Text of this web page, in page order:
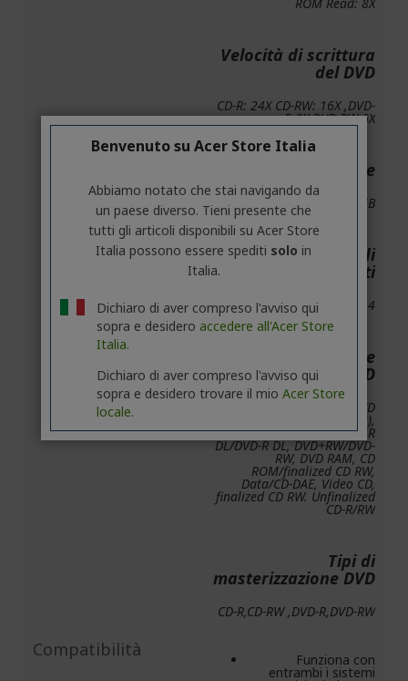
Velocità di scrittura
del DVD
CD-R: 24X CD-RW: 16X ,DVD-
R,8X,DVD-RW 6X
Capacità della cache
2MB
Modalità di
trasferimento dati
Ultra DMA 5 PIO mode 4
Tipi di riproduzione
di DVD
DVD ROM (single layer), DVD
ROM (dual layer),
DVD+R/DVD-R, DVD+ R
DL/DVD-R DL, DVD+RW/DVD-
RW, DVD RAM, CD
ROM/finalized CD RW,
Data/CD-DAE, Video CD,
finalized CD RW. Unfinalized
CD-R/RW
Tipi di
masterizzazione DVD
CD-R,CD-RW ,DVD-R,DVD-RW
Compatibilità Funziona con
entrambi i sistemi
Benvenuto su Acer Store Italia
Abbiamo notato che stai navigando da
un paese diverso. Tieni presente che
tutti gli articoli disponibili su Acer Store
Italia possono essere spediti solo in
Italia.
Dichiaro di aver compreso l'avviso qui
sopra e desidero accedere all'Acer Store
Italia.
Dichiaro di aver compreso l'avviso qui
sopra e desidero trovare il mio Acer Store
locale.